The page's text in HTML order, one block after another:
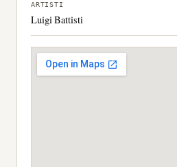
ARTISTI
Luigi Battisti